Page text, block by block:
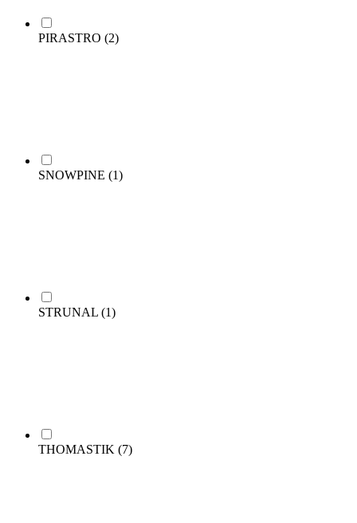
PIRASTRO (2)
SNOWPINE (1)
STRUNAL (1)
THOMASTIK (7)